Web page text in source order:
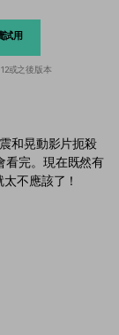
試用
或之後版本
和晃動影片扼殺
看完。現在既然有
不應該了！